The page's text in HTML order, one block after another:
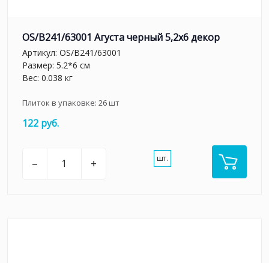
OS/B241/63001 Агуста черный 5,2х6 декор
Артикул: OS/B241/63001
Размер: 5.2*6 см
Вес: 0.038 кг
Плиток в упаковке: 26шт
122 руб.
– + шт.